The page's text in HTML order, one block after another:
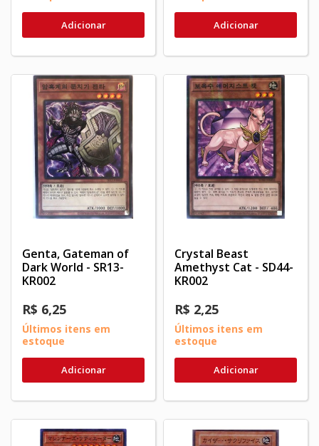
Adicionar Adicionar
Genta, Gateman of
Dark World - SR13-
KR002
R$ 6,25
Últimos itens em
estoque
Adicionar
Crystal Beast
Amethyst Cat - SD44-
KR002
R$ 2,25
Últimos itens em
estoque
Adicionar